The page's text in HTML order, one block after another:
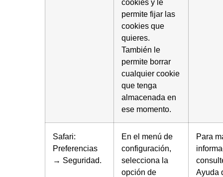
cookies y le
permite fijar las
cookies que
quieres.
También le
permite borrar
cualquier cookie
que tenga
almacenada en
ese momento.
Safari:
Preferencias
→ Seguridad.
En el menú de
configuración,
selecciona la
opción de
Para
Ayuda